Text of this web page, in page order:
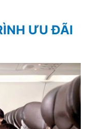
ƯU ĐÃI